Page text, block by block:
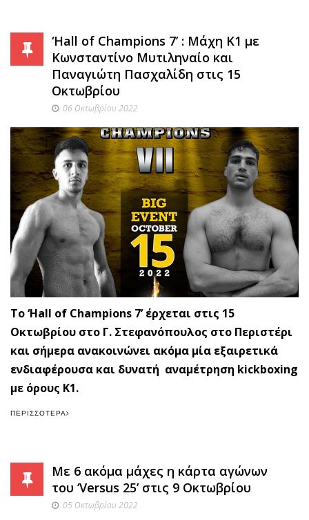
‘Hall of Champions 7’ : Μάχη Κ1 με
Κωνσταντίνο Μυτιληναίο και
Παναγιώτη Πασχαλίδη στις 15
Οκτωβρίου
06 Οκτωβρίου 2022
Το ‘Hall of Champions 7’ έρχεται στις 15
Οκτωβρίου στο Γ. Στεφανόπουλος στο Περιστέρι
και σήμερα ανακοινώνει ακόμα μία εξαιρετικά
ενδιαφέρουσα και δυνατή αναμέτρηση kickboxing
με όρους Κ1.
ΠΕΡΙΣΣΌΤΕΡΑ
Με 6 ακόμα μάχες η κάρτα αγώνων
του ‘Versus 25’ στις 9 Οκτωβρίου
05 Οκτωβρίου 2022